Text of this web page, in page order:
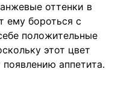
оттенки в
ему бороться с
положительные
этот цвет
аппетита.